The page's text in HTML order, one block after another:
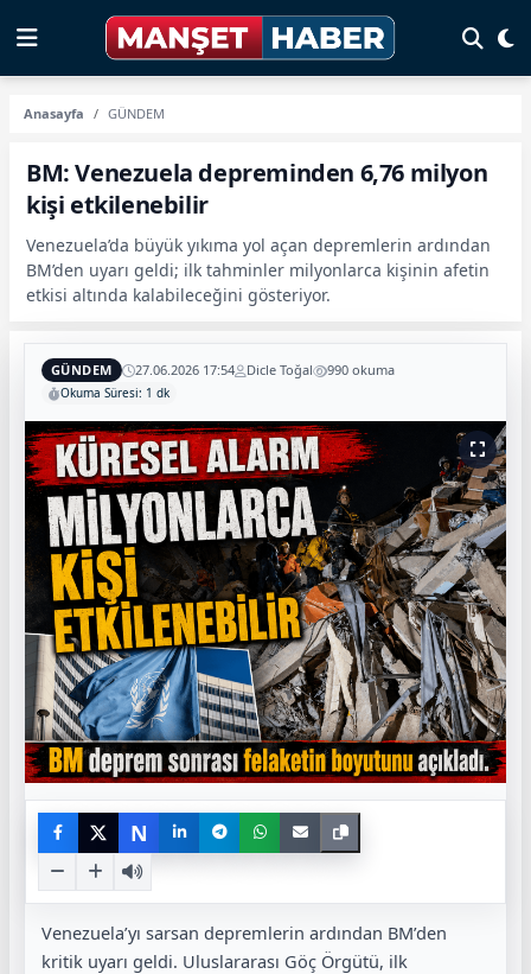
Anasayfa GÜNDEM
BM: Venezuela depreminden 6,76 milyon
kişi etkilenebilir
Venezuela’da büyük yıkıma yol açan depremlerin ardından
BM’den uyarı geldi; ilk tahminler milyonlarca kişinin afetin
etkisi altında kalabileceğini gösteriyor.
GÜNDEM 27.06.2026 17:54 Dicle Toğal 990 okuma
Okuma Süresi: 1 dk
N
Venezuela’yı sarsan depremlerin ardından BM’den
kritik uyarı geldi. Uluslararası Göç Örgütü, ilk